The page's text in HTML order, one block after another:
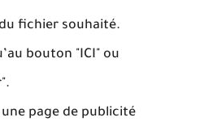
fichier souhaité.
bouton "ICI" ou
page de publicité